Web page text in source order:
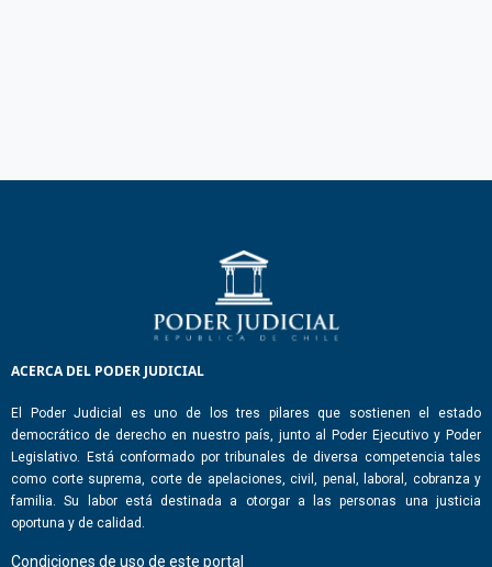
ACERCA DEL PODER JUDICIAL
El Poder Judicial es uno de los tres pilares que sostienen el estado
democrático de derecho en nuestro país, junto al Poder Ejecutivo y Poder
Legislativo. Está conformado por tribunales de diversa competencia tales
como corte suprema, corte de apelaciones, civil, penal, laboral, cobranza y
familia. Su labor está destinada a otorgar a las personas una justicia
oportuna y de calidad.
Condiciones de uso de este portal